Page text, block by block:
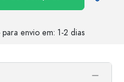
envio em: 1-2 dias